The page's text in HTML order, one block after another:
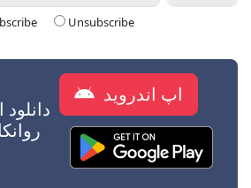
Unsubscribe
اپ اندروید